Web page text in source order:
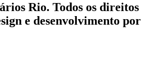
Rio. Todos os direitos
e desenvolvimento por